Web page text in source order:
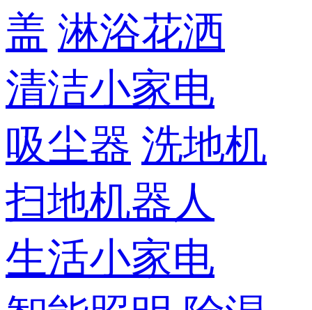
盖 淋浴花洒
清洁小家电
吸尘器 洗地机
扫地机器人
生活小家电